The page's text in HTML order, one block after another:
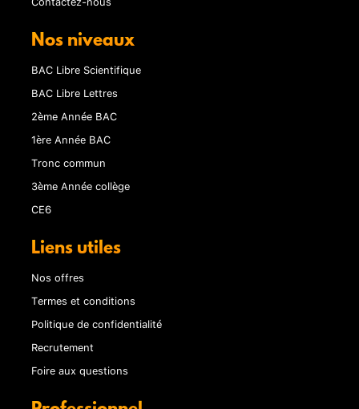
Nos niveaux
BAC Libre Scientifique
BAC Libre Lettres
2ème Année BAC
1ère Année BAC
Tronc commun
3ème Année collège
CE6
Liens utiles
Nos offres
Termes et conditions
Politique de confidentialité
Recrutement
Foire aux questions